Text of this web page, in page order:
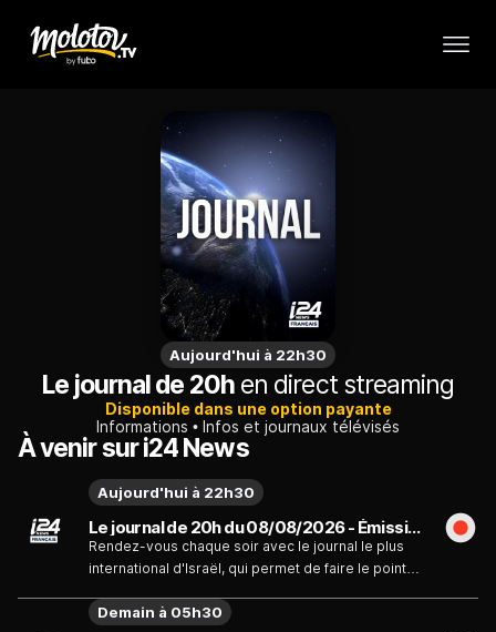
Aujourd'hui à 22h30
Le journal de 20hen direct streaming
Disponible dans une option payante
Informations
Infos et journaux télévisés
À venir sur i24 News
Le journal de 20h du 08/08/2026 - Émission du samedi 8 août
Rendez-vous chaque soir avec le journal le plus
international d'Israël, qui permet de faire le point
Aujourd'hui à 22h30
Demain à 05h30